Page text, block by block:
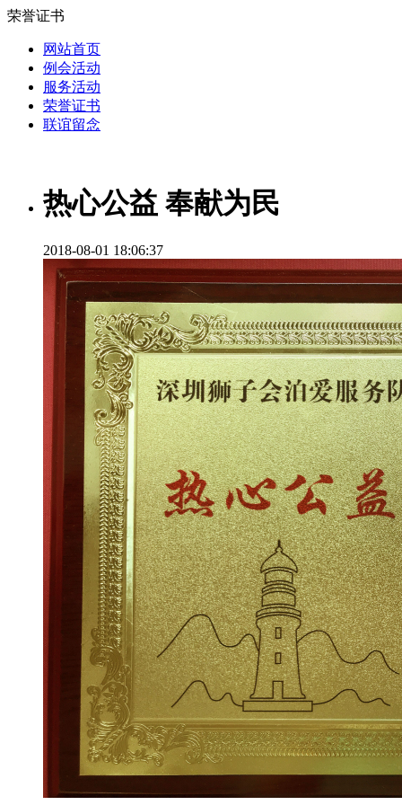
荣誉证书
网站首页
例会活动
服务活动
荣誉证书
联谊留念
热心公益 奉献为民
2018-08-01 18:06:37